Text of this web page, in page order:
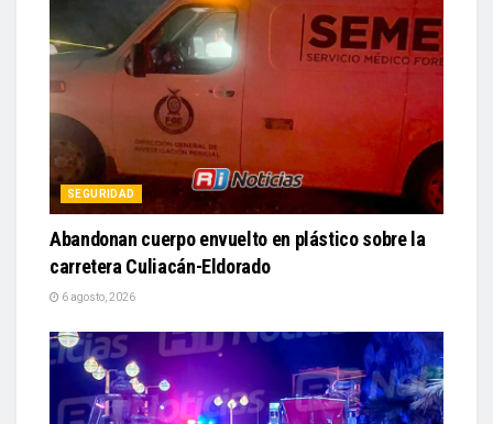
SEGURIDAD
Abandonan cuerpo envuelto en plástico sobre la
carretera Culiacán-Eldorado
6 agosto, 2026